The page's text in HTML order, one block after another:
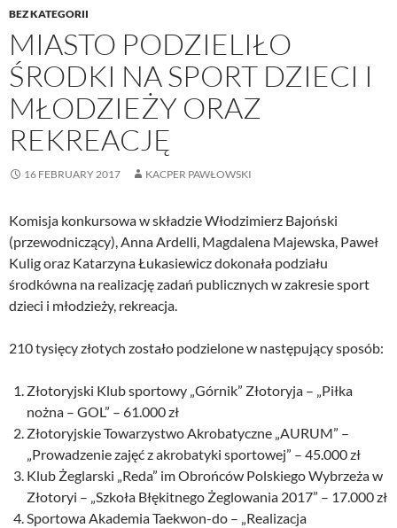
BEZ KATEGORII
MIASTO PODZIELIŁO
ŚRODKI NA SPORT DZIECI I
MŁODZIEŻY ORAZ
REKREACJĘ
16 FEBRUARY 2017 KACPER PAWŁOWSKI
Komisja konkursowa w składzie Włodzimierz Bajoński
(przewodniczący), Anna Ardelli, Magdalena Majewska, Paweł
Kulig oraz Katarzyna Łukasiewicz dokonała podziału
środkówna na realizację zadań publicznych w zakresie sport
dzieci i młodzieży, rekreacja.
210 tysięcy złotych zostało podzielone w następujący sposób:
Złotoryjski Klub sportowy „Górnik” Złotoryja – „Piłka
nożna – GOL” – 61.000 zł
Złotoryjskie Towarzystwo Akrobatyczne „AURUM” –
„Prowadzenie zajęć z akrobatyki sportowej” – 45.000 zł
Klub Żeglarski „Reda” im Obrońców Polskiego Wybrzeża w
Złotoryi – „Szkoła Błękitnego Żeglowania 2017” – 17.000 zł
Sportowa Akademia Taekwon-do – „Realizacja